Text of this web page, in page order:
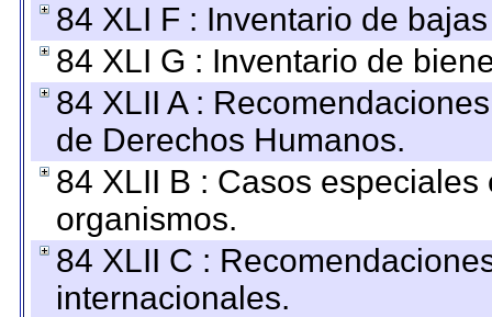
84 XLI F : Inventario de
84 XLI G : Inventario de
84 XLII A :
de Derechos Humanos.
84 XLII B : Casos
organismos.
84 XLII C :
internacionales.